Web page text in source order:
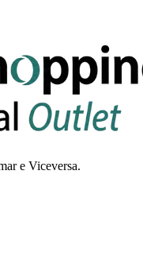
e Viceversa.